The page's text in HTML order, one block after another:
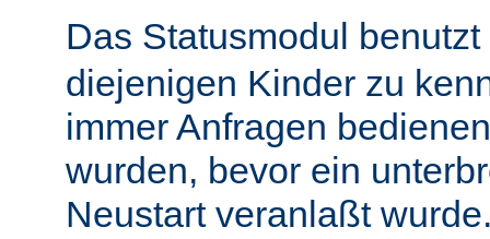
Das Statusmodul
diejenigen Kinder zu
immer Anfragen
wurden, bevor ein
Neustart veranlaßt